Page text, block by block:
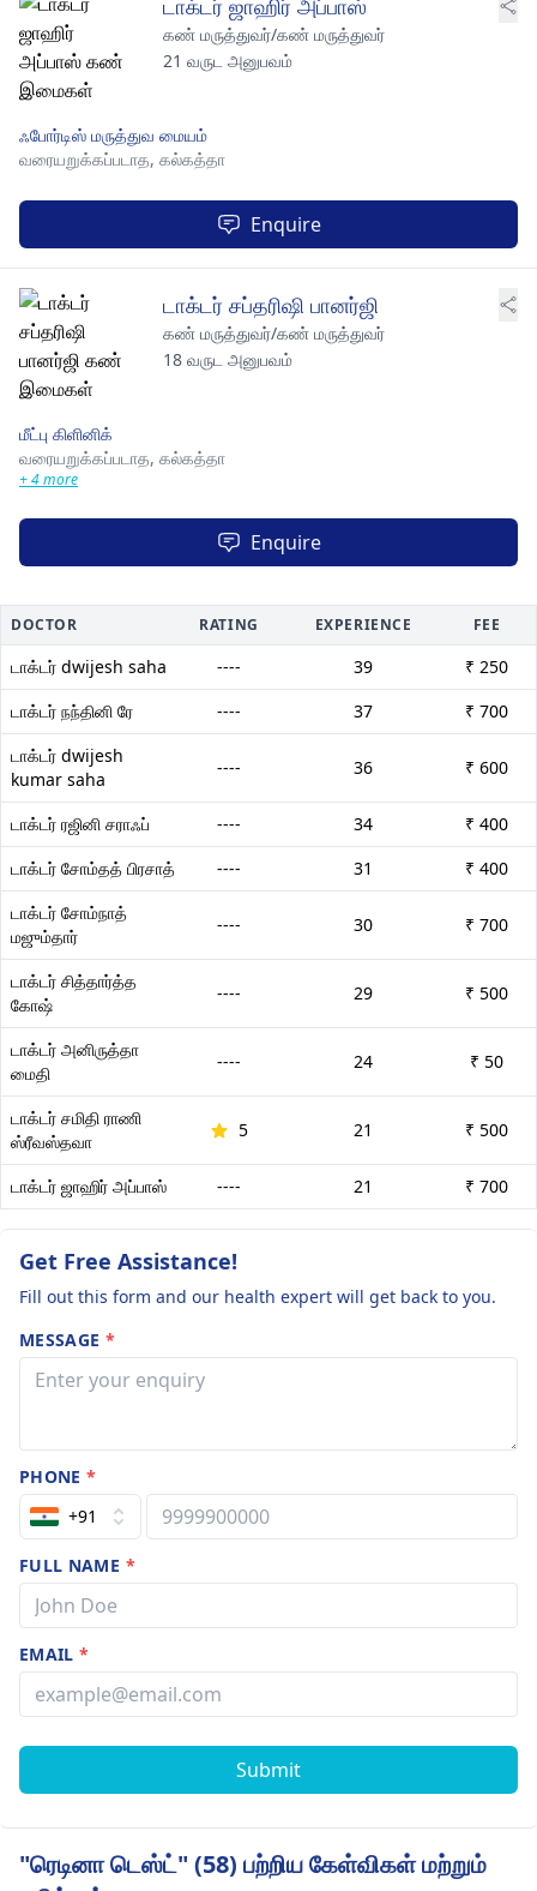
கண் மருத்துவர்/கண் மருத்துவர்
21 வருட அனுபவம்
ஃபோர்டிஸ் மருத்துவ மையம்
வரையறுக்கப்படாத, கல்கத்தா
Enquire
டாக்டர் சப்தரிஷி பானர்ஜி
கண் மருத்துவர்/கண் மருத்துவர்
18 வருட அனுபவம்
மீட்பு கிளினிக்
வரையறுக்கப்படாத, கல்கத்தா
+ 4 more
Enquire
DOCTOR RATING EXPERIENCE FEE
டாக்டர் dwijesh saha ---- 39
₹ 250
டாக்டர் நந்தினி ரே
---- 37
₹ 700
டாக்டர் dwijesh
kumar saha
---- 36 ₹ 600
டாக்டர் ரஜினி சராஃப் ---- 34
₹ 400
டாக்டர் சோம்தத் பிரசாத்
---- 31
₹ 400
டாக்டர் சோம்நாத்
மஜும்தார்
---- 30 ₹ 700
டாக்டர் சித்தார்த்த
கோஷ்
---- 29 ₹ 500
டாக்டர் அனிருத்தா
மைதி
---- 24 ₹ 50
டாக்டர் சமிதி ராணி
ஸ்ரீவஸ்தவா
5 21 ₹ 500
டாக்டர் ஜாஹிர் அப்பாஸ் ---- 21 ₹ 700
Get Free Assistance!
Fill out this form and our health expert will get back to you.
MESSAGE *
PHONE*
+91
FULL NAME *
EMAIL*
Submit
"ரெடினா டெஸ்ட்" (58) பற்றிய கேள்விகள் மற்றும்